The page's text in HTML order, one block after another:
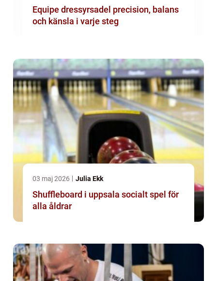
Equipe dressyrsadel precision, balans
och känsla i varje steg
03 maj 2026 Julia Ekk
Shuffleboard i uppsala socialt spel för
alla åldrar